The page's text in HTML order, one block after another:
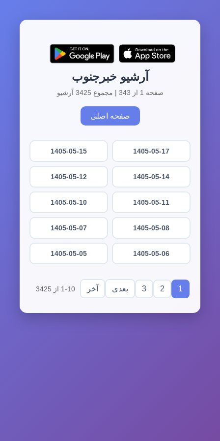
آرشیو خبرجنوب
صفحه 1 از 343 | مجموع 3425 آرشیو
صفحه اصلی
1405-05-17
1405-05-15
1405-05-14
1405-05-12
1405-05-11
1405-05-10
1405-05-08
1405-05-07
1405-05-06
1405-05-05
1
2
3 بعدی آخر 1-10 از 3425